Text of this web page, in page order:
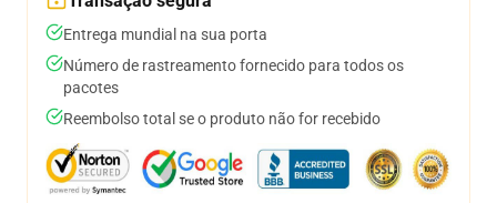
Entrega mundial na sua porta
Número de rastreamento fornecido para todos os
pacotes
Reembolso total se o produto não for recebido